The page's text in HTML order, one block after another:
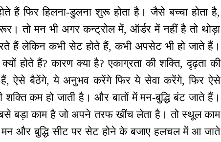
हैं फिर हिलना-डुलना शुरू होता है। जैसे बच्चा होता है,
तो मन भी अगर कन्ट्रोल में, ऑर्डर में नहीं है तो थोड़ा
हैं लेकिन कभी सेट होते हैं, कभी अपसेट भी हो जाते हैं।
होते हैं? कारण क्या है? एकाग्रता की शक्ति, दृढ़ता की
ऐसे बैठेंगे, ये अनुभव करेंगे फिर ये सेवा करेंगे, फिर ऐसे
कम हो जाती है। और बातों में मन-बुद्धि बंट जाते हैं।
बड़ा काम है जो अपने तरफ खींच लेता है। तो स्थूल काम
मन और बुद्धि सीट पर सेट होने के बजाए हलचल में आ जाते